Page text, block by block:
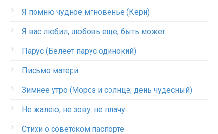
Я помню чудное мгновенье (Керн)
Я вас любил, любовь еще, быть может
Парус (Белеет парус одинокий)
Письмо матери
Зимнее утро (Мороз и солнце; день чудесный)
Не жалею, не зову, не плачу
Стихи о советском паспорте